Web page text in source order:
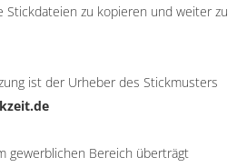
Stickdateien zu kopieren und weiter zu
ist der Urheber des Stickmusters
gewerblichen Bereich überträgt